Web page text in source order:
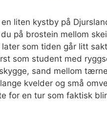
liten kystby på
på brostein mellom
later som tiden går litt
som student med
sand mellom
kvelder og små
for en tur som faktisk